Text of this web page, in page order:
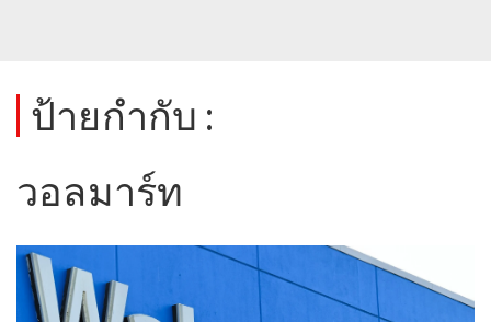
ป้ายกำกับ :
วอลมาร์ท